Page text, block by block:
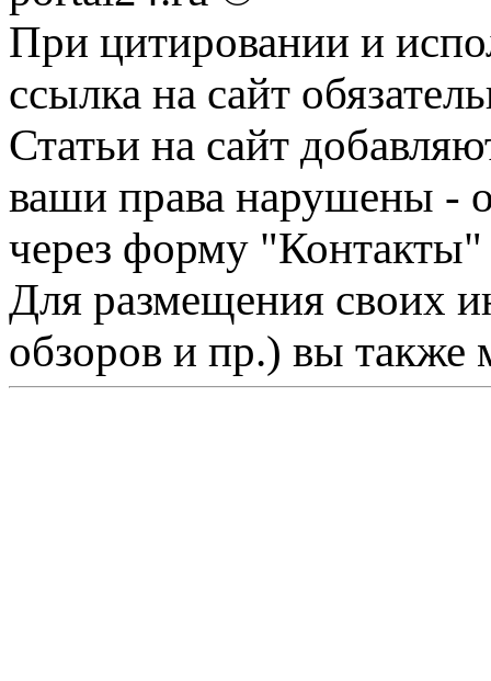
При цитировании и
ссылка на сайт
Статьи на сайт
ваши права нарушены -
через форму "Контакты"
Для размещения своих
обзоров и пр.) вы также